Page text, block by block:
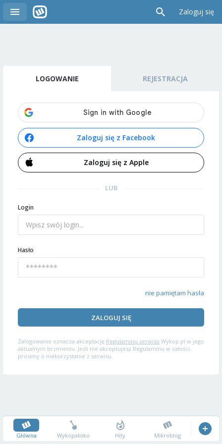
Zaloguj się
LOGOWANIE REJESTRACJA
Zaloguj się z Facebook
Zaloguj się z Apple
LUB
Login
Hasło
nie pamiętam hasła
ZALOGUJ SIĘ
Zalogowanie oznacza akceptację Regulaminu serwisu Wykop.pl w jego
aktualnym brzmieniu. Jeśli nie akceptujesz Regulaminu w całości,
prosimy o niekorzystanie z serwisu.
Główna Wykopalisko Hity Mikroblog